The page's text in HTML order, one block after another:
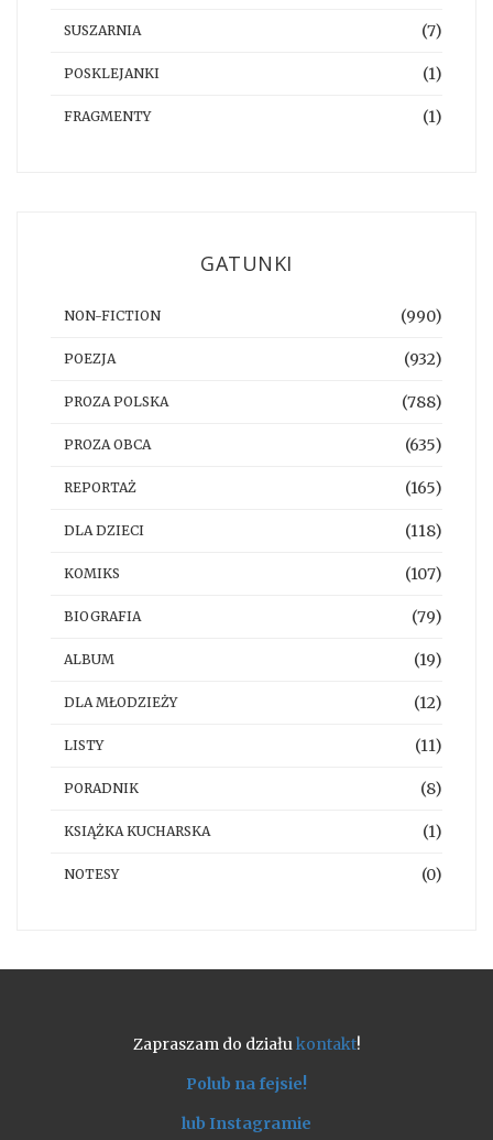
SUSZARNIA (7)
POSKLEJANKI (1)
FRAGMENTY (1)
GATUNKI
NON-FICTION (990)
POEZJA (932)
PROZA POLSKA (788)
PROZA OBCA (635)
REPORTAŻ (165)
DLA DZIECI (118)
KOMIKS (107)
BIOGRAFIA (79)
ALBUM (19)
DLA MŁODZIEŻY (12)
LISTY (11)
PORADNIK (8)
KSIĄŻKA KUCHARSKA (1)
NOTESY (0)
Zapraszam do działukontakt!
Polub na fejsie!
lub Instagramie